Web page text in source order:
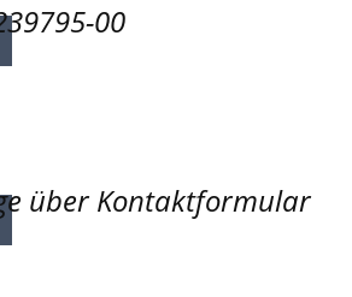
00
über Kontaktformular